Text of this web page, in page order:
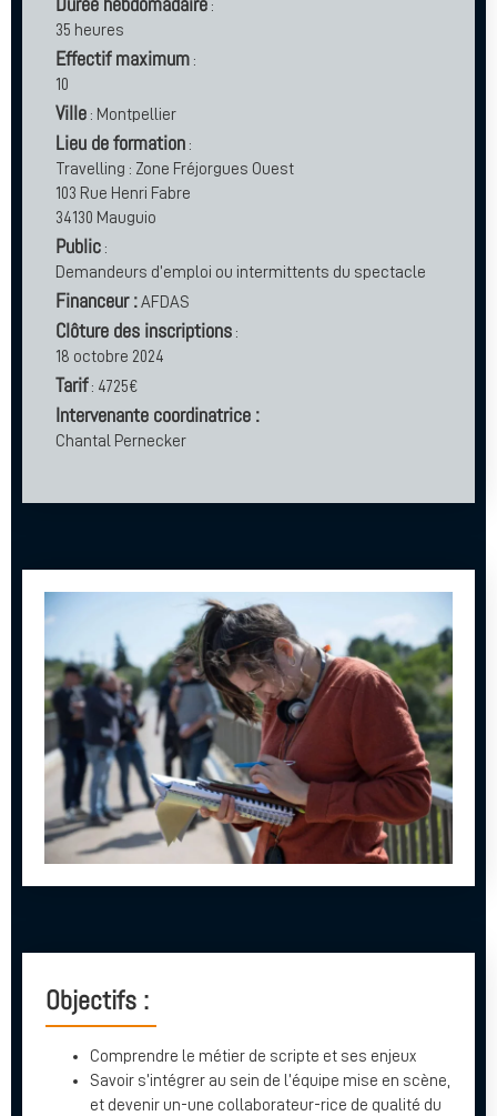
:
35 heures
Effectif maximum :
10
Ville : Montpellier
Lieu de formation :
Travelling : Zone Fréjorgues Ouest
103 Rue Henri Fabre
34130 Mauguio
Public :
Demandeurs d’emploi ou intermittents du spectacle
Financeur : AFDAS
Clôture des inscriptions :
18 octobre 2024
Tarif: 4725€
Intervenante coordinatrice :
Chantal Pernecker
Objectifs :
Comprendre le métier de scripte et ses enjeux
Savoir s’intégrer au sein de l’équipe mise en scène,
et devenir un-une collaborateur-rice de qualité du